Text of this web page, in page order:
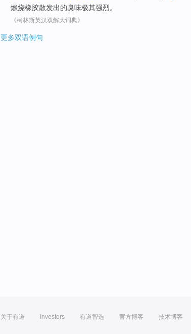
燃烧橡胶散发出的臭味极其强烈。
《柯林斯英汉双解大词典》
更多双语例句
关于有道 Investors 有道智选 官方博客 技术博客